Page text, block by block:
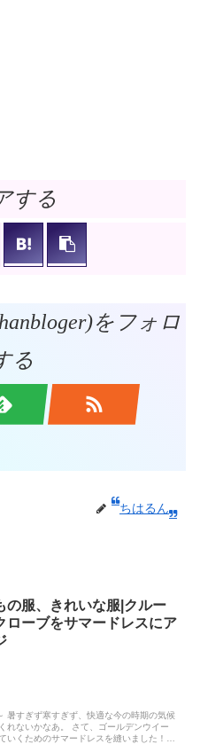
する
をフォロ
る
ちはるん
の服、きれいな服|クルー
ローブをサマードレスにア
暑すぎず寒すぎず、快適な今の時期の気候
れないかなあ。 さて、ゴールデンウイー
いくためのサマードレスを縫いました！